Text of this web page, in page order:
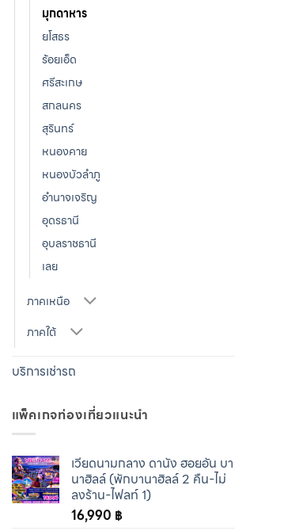
มุกดาหาร
ยโสธร
ร้อยเอ็ด
ศรีสะเกษ
สกลนคร
สุรินทร์
หนองคาย
หนองบัวลำภู
อำนาจเจริญ
อุดรธานี
อุบลราชธานี
เลย
ภาคเหนือ
ภาคใต้
บริการเช่ารถ
แพ็คเกจท่องเที่ยวแนะนำ
เวียดนามกลาง ดานัง ฮอยอัน บา
นาฮิลล์ (พักบานาฮิลล์ 2 คืน-ไม่
ลงร้าน-ไฟลท์ 1)
16,990 ฿